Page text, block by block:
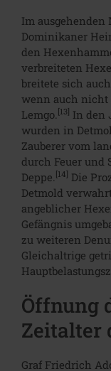
Im
Dominikaner
den
verbreiteten
breitete sich
wenn auch nicht
Lemgo. [13] In den
wurden in
Zauberer vom
durch Feuer und
Deppe. [14] Die
Detmold
angeblicher
Gefängnis
zu weiteren
Gleichaltrige
Öffnung
Zeitalter
Graf Friedrich